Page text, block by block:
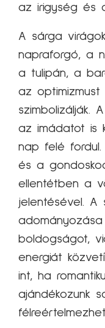
az irigység és
A sárga
napraforgó, a
a tulipán, a
az
szimbolizálják.
az imádatot is
nap felé
és a
ellentétben a
jelentésével. A
boldogságot,
energiát
int, ha
ajándékozunk